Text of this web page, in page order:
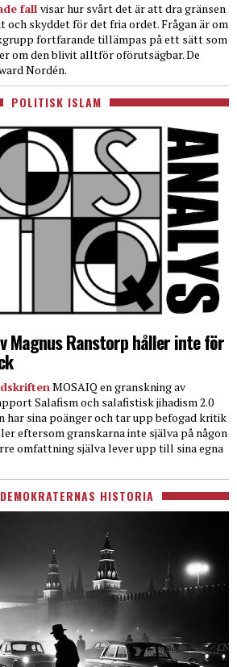
fall visar hur svårt det är att dra gränsen
och skyddet för det fria ordet. Frågan är om
fortfarande tillämpas på ett sätt som
om den blivit alltför oförutsägbar. De
Nordén.
POLITISK ISLAM
Magnus Ranstorp håller inte för
MOSAIQ en granskning av
Salafism och salafistisk jihadism 2.0
har sina poänger och tar upp befogad kritik
eftersom granskarna inte själva på någon
omfattning själva lever upp till sina egna
HISTORIA